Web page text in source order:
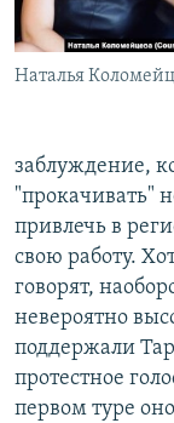
Наталья
заблуждение,
"прокачивать"
привлечь в
свою работу.
говорят,
невероятно
поддержали
протестное
первом туре